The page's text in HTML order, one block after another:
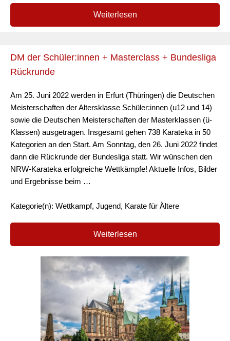
Weiterlesen
DM der Schüler:innen + Masterclass + Bundesliga
Rückrunde
Am 25. Juni 2022 werden in Erfurt (Thüringen) die Deutschen
Meisterschaften der Altersklasse Schüler:innen (u12 und 14)
sowie die Deutschen Meisterschaften der Masterklassen (ü-
Klassen) ausgetragen. Insgesamt gehen 738 Karateka in 50
Kategorien an den Start. Am Sonntag, den 26. Juni 2022 findet
dann die Rückrunde der Bundesliga statt. Wir wünschen den
NRW-Karateka erfolgreiche Wettkämpfe! Aktuelle Infos, Bilder
und Ergebnisse beim …
Kategorie(n): Wettkampf, Jugend, Karate für Ältere
Weiterlesen